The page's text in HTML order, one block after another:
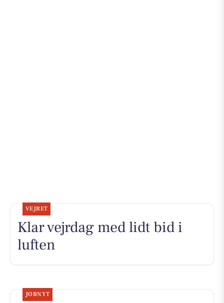
VEJRET
Klar vejrdag med lidt bid i
luften
JOBNYT